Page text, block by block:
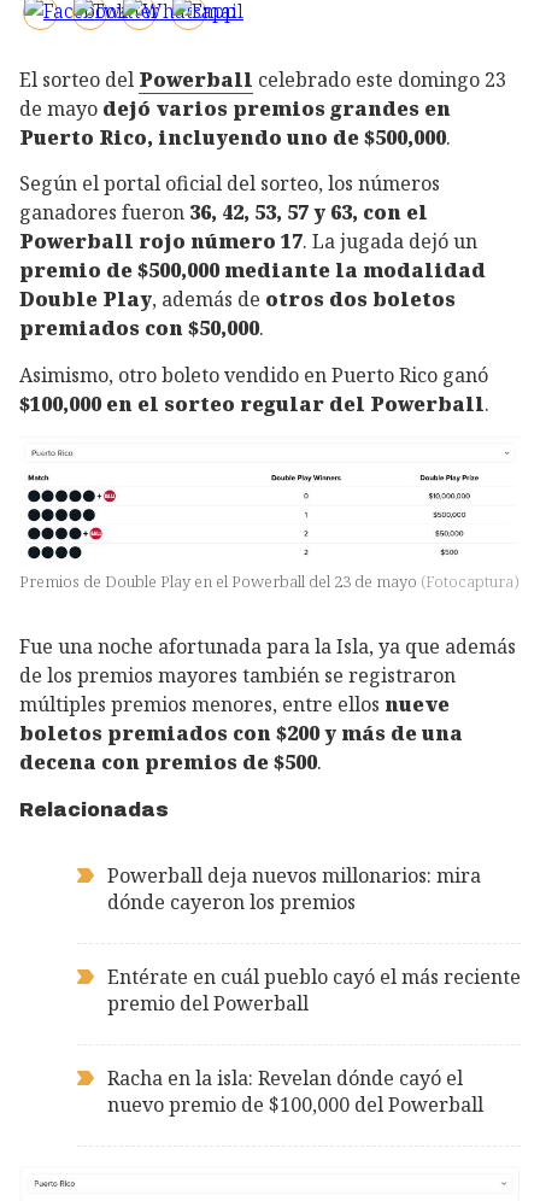
El sorteo del Powerball celebrado este domingo 23
de mayo dejó varios premios grandes en
Puerto Rico, incluyendo uno de $500,000.
Según el portal oficial del sorteo, los números
ganadores fueron 36, 42, 53, 57 y 63, con el
Powerball rojo número 17. La jugada dejó un
premio de $500,000 mediante la modalidad
Double Play, además de otros dos boletos
premiados con $50,000.
Asimismo, otro boleto vendido en Puerto Rico ganó
$100,000 en el sorteo regular del Powerball.
Premios de Double Play en el Powerball del 23 de mayo (Fotocaptura)
Fue una noche afortunada para la Isla, ya que además
de los premios mayores también se registraron
múltiples premios menores, entre ellos nueve
boletos premiados con $200 y más de una
decena con premios de $500.
Relacionadas
Powerball deja nuevos millonarios: mira
dónde cayeron los premios
Entérate en cuál pueblo cayó el más reciente
premio del Powerball
Racha en la isla: Revelan dónde cayó el
nuevo premio de $100,000 del Powerball